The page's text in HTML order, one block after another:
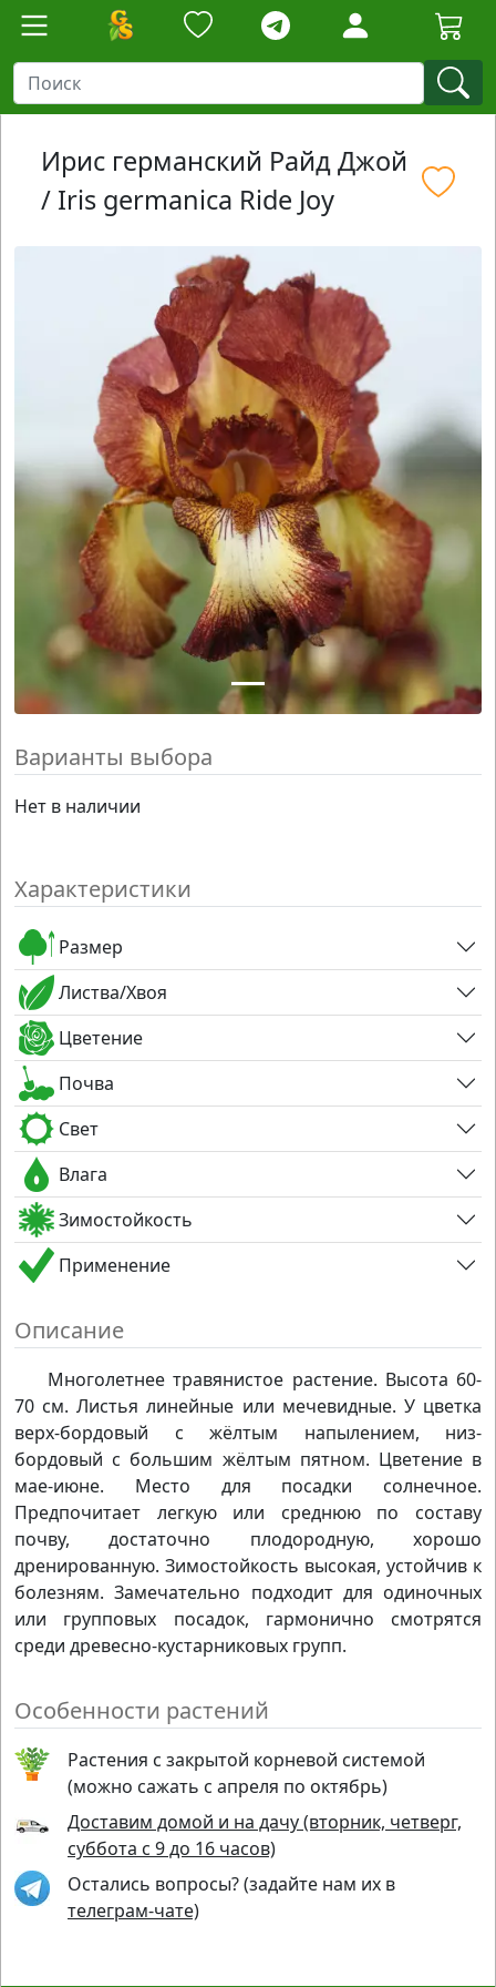
Ирис германский Райд Джой
/ Iris germanica Ride Joy
Варианты выбора
Нет в наличии
Характеристики
Размер
Листва/Хвоя
Цветение
Почва
Свет
Влага
Зимостойкость
Применение
Описание
Многолетнее травянистое растение. Высота 60-
70 см. Листья линейные или мечевидные. У цветка
верх-бордовый с жёлтым напылением, низ-
бордовый с большим жёлтым пятном. Цветение в
мае-июне. Место для посадки солнечное.
Предпочитает легкую или среднюю по составу
почву, достаточно плодородную, хорошо
дренированную. Зимостойкость высокая, устойчив к
болезням. Замечательно подходит для одиночных
или групповых посадок, гармонично смотрятся
среди древесно-кустарниковых групп.
Особенности растений
Растения с закрытой корневой системой
(можно сажать с апреля по октябрь)
Доставим домой и на дачу (вторник, четверг,
суббота с 9 до 16 часов)
Остались вопросы? (задайте нам их в
телеграм-чате)